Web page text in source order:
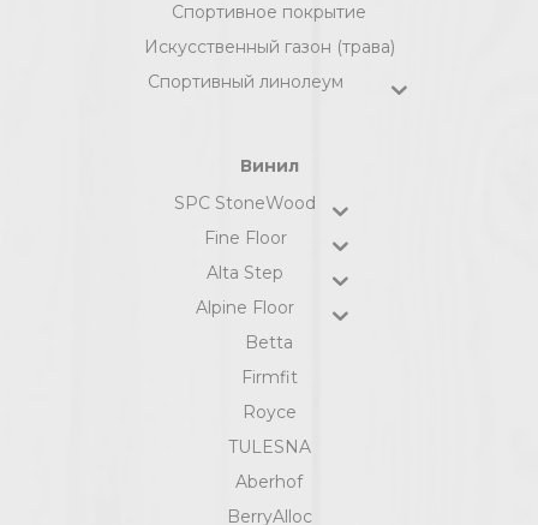
Спортивное покрытие
Искусственный газон (трава)
Спортивный линолеум
Винил
SPC StoneWood
Fine Floor
Alta Step
Alpine Floor
Betta
Firmfit
Royce
TULESNA
Aberhof
BerryAlloc